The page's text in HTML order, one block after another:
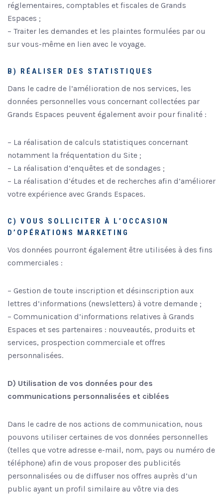
réglementaires, comptables et fiscales de Grands
Espaces ;
– Traiter les demandes et les plaintes formulées par ou
sur vous-même en lien avec le voyage.
B) RÉALISER DES STATISTIQUES
Dans le cadre de l’amélioration de nos services, les
données personnelles vous concernant collectées par
Grands Espaces peuvent également avoir pour finalité :
– La réalisation de calculs statistiques concernant
notamment la fréquentation du Site ;
– La réalisation d’enquêtes et de sondages ;
– La réalisation d’études et de recherches afin d’améliorer
votre expérience avec Grands Espaces.
C) VOUS SOLLICITER À L’OCCASION
D’OPÉRATIONS MARKETING
Vos données pourront également être utilisées à des fins
commerciales :
– Gestion de toute inscription et désinscription aux
lettres d’informations (newsletters) à votre demande ;
– Communication d’informations relatives à Grands
Espaces et ses partenaires : nouveautés, produits et
services, prospection commerciale et offres
personnalisées.
D) Utilisation de vos données pour des
communications personnalisées et ciblées
Dans le cadre de nos actions de communication, nous
pouvons utiliser certaines de vos données personnelles
(telles que votre adresse e-mail, nom, pays ou numéro de
téléphone) afin de vous proposer des publicités
personnalisées ou de diffuser nos offres auprès d’un
public ayant un profil similaire au vôtre via des